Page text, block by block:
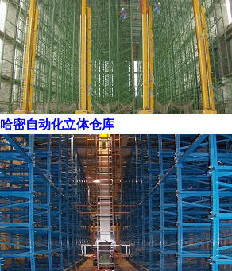
哈密自动化立体仓库